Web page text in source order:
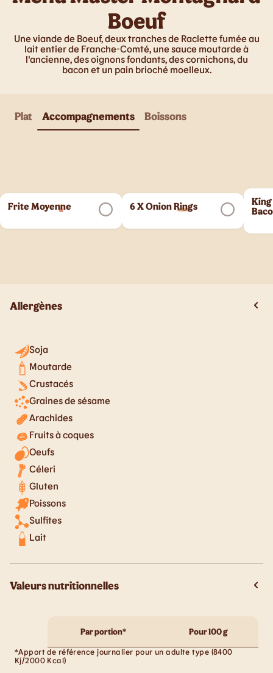
Boeuf
Une viande de Boeuf, deux tranches de Raclette fumée au
lait entier de Franche-Comté, une sauce moutarde à
l'ancienne, des oignons fondants, des cornichons, du
bacon et un pain brioché moelleux.
Plat Accompagnements Boissons
Frite Moyenne 6 X Onion Rings
King
Allergènes
Soja
Moutarde
Crustacés
Graines de sésame
Arachides
Fruits à coques
Oeufs
Céleri
Gluten
Poissons
Sulfites
Lait
Valeurs nutritionnelles
Par portion* Pour 100 g
*Apport de référence journalier pour un adulte type (8400
Kj/2000 Kcal)